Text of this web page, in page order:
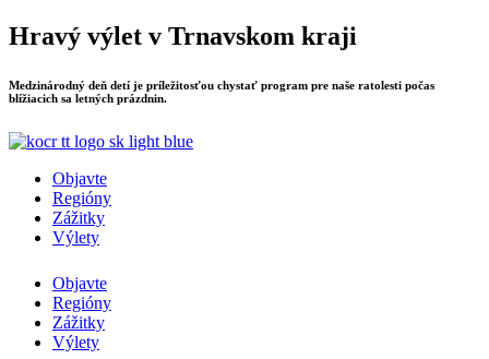
Preskočiť
na
Hravý výlet v Trnavskom kraji
Medzinárodný deň detí je príležitosťou chystať program pre naše ratolesti počas
blížiacich sa letných prázdnin.
Objavte
Regióny
Zážitky
Výlety
Objavte
Regióny
Zážitky
Výlety